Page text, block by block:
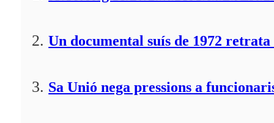
Un documental suís de 1972
Sa Unió nega pressions a